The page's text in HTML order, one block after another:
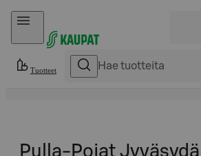
Hyppää sisältöön
Tuotteet
Pulla-Pojat